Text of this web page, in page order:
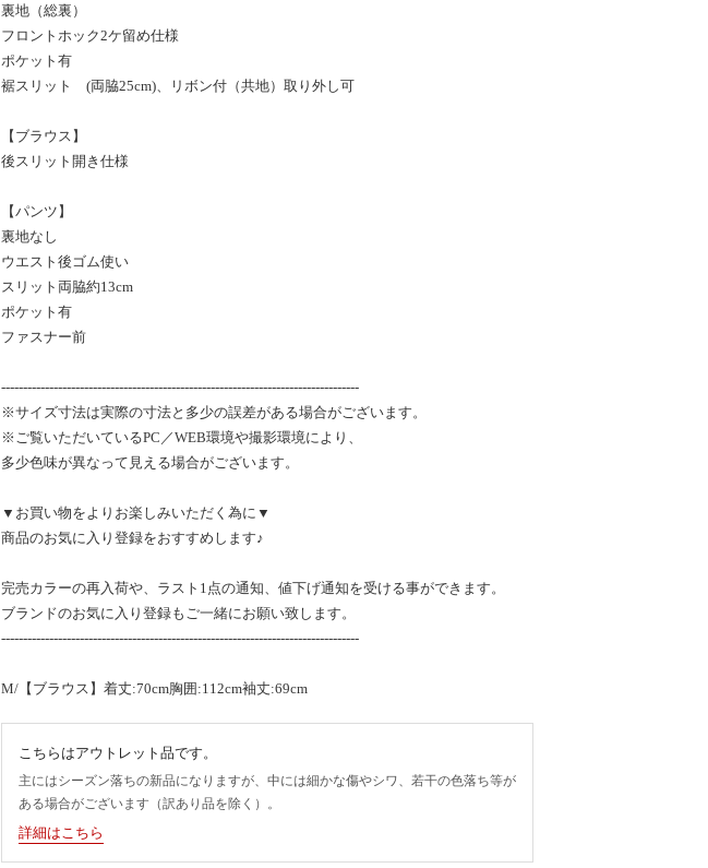
裏地（総裏）
フロントホック2ケ留め仕様
ポケット有
裾スリット (両脇25cm)、リボン付（共地）取り外し可
【ブラウス】
後スリット開き仕様
【パンツ】
裏地なし
ウエスト後ゴム使い
スリット両脇約13cm
ポケット有
ファスナー前
----------------------------------------------------------------------------------
※サイズ寸法は実際の寸法と多少の誤差がある場合がございます。
※ご覧いただいているPC／WEB環境や撮影環境により、
多少色味が異なって見える場合がございます。
▼お買い物をよりお楽しみいただく為に▼
商品のお気に入り登録をおすすめします♪
完売カラーの再入荷や、ラスト1点の通知、値下げ通知を受ける事ができます。
ブランドのお気に入り登録もご一緒にお願い致します。
----------------------------------------------------------------------------------
M/【ブラウス】着丈:70cm胸囲:112cm袖丈:69cm
こちらはアウトレット品です。
主にはシーズン落ちの新品になりますが、中には細かな傷やシワ、若干の色落ち等が
ある場合がございます（訳あり品を除く）。
詳細はこちら